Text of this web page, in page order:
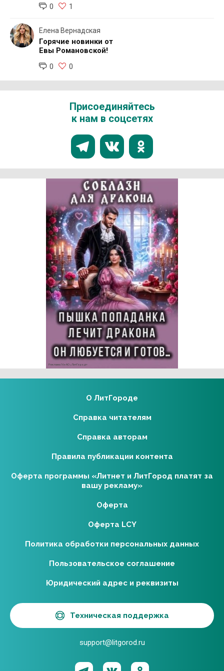
0
1
Елена Вернадская
Горячие новинки от
Евы Романовской!
0
0
Присоединяйтесь
к нам в соцсетях
Реклама 16+ АО «ЛитГород»
О ЛитГороде
Справка читателям
Справка авторам
Правила публикации контента
Оферта программы «Литнет и ЛитГород платят за
вашу рекламу»
Оферта
Оферта LCY
Политика обработки персональных данных
Пользовательское соглашение
Юридический адрес и реквизиты
Техническая поддержка
support@litgorod.ru